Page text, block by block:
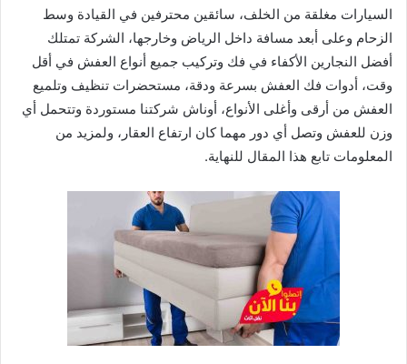
السيارات مغلقة من الخلف، سائقين محترفين في القيادة وسط
الزحام وعلى أبعد مسافة داخل الرياض وخارجها، الشركة تمتلك
أفضل النجارين الأكفاء في فك وتركيب جميع أنواع العفش في أقل
وقت، أدوات فك العفش بسرعة ودقة، مستحضرات تنظيف وتلميع
العفش من أرقى وأغلى الأنواع، أوناش شركتنا مستوردة وتتحمل أي
وزن للعفش وتصل أي دور مهما كان ارتفاع العقار، ولمزيد من
المعلومات تابع هذا المقال للنهاية.